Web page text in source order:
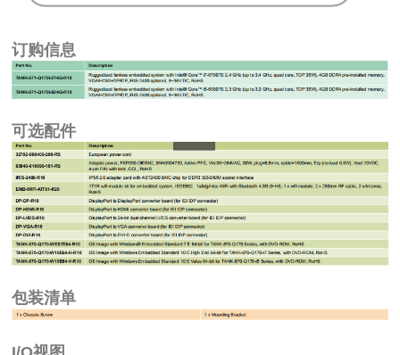
订购信息
可选配件
包装清单